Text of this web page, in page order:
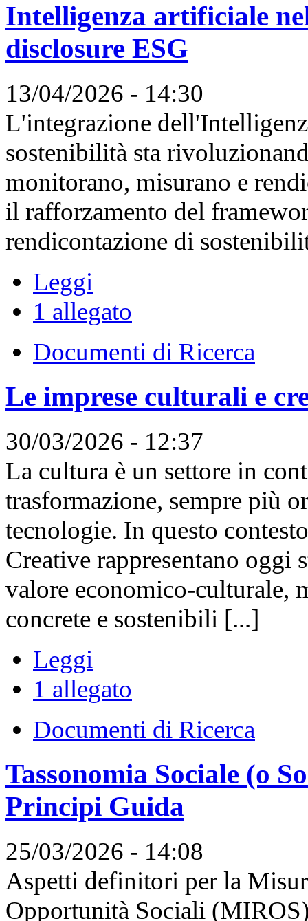
Intelligenza artificiale
disclosure ESG
13/04/2026 - 14:30
L'integrazione
sostenibilità sta
monitorano, misurano e
il rafforzamento del
rendicontazione di
Leggi
1 allegato
Documenti di Ricerca
Le imprese culturali e
30/03/2026 - 12:37
La cultura è un settore in
trasformazione, sempre più
tecnologie. In questo
Creative rappresentano oggi
valore economico-culturale,
concrete e sostenibili [...]
Leggi
1 allegato
Documenti di Ricerca
Tassonomia Sociale (o
Principi Guida
25/03/2026 - 14:08
Aspetti definitori per la
Opportunità Sociali